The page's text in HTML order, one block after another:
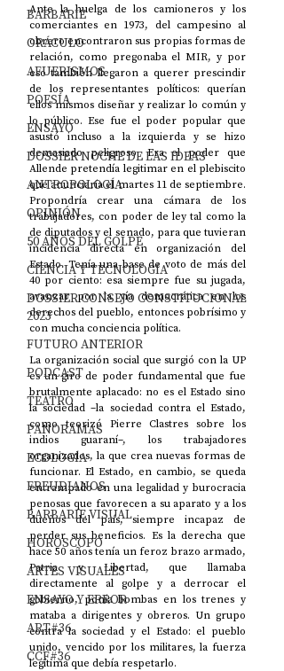
BARBARIE
ORÁCULO
AFUERISMOS
POESÍA
ENSAYO
DOSSIER NOCHE DE LAS IDEAS
ANTROPOLOGÍA
OPINIÓN
50 AÑOS DEL GOLPE
CIENCIA Y TECNOLOGÍA
DOSSIER CONSEJO CONSTITUCIONAL
2023
FUTURO ANTERIOR
PODCAST
TEATRO
PANORAMAS
ECOLOGÍA
FREUDIANOS
BARBARIE VISUAL
HORÓSCOPO
ARTES VISUALES
ENSAYO Y ERROR
ART#36
CCF#36
Ante la huelga de los camioneros y los
comerciantes en 1973, del campesino al
obrero encontraron sus propias formas de
relación, como pregonaba el MIR, y por
eso también llegaron a querer prescindir
de los representantes políticos: querían
ellos mismos diseñar y realizar lo común y
lo público. Ese fue el poder popular que
asustó incluso a la izquierda y se hizo
demasiado peligroso. Era el poder que
Allende pretendía legitimar en el plebiscito
que anunciaría el martes 11 de septiembre.
Propondría crear una cámara de los
trabajadores, con poder de ley tal como la
de diputados y el senado, para que tuvieran
incidencia directa en organización del
Estado. Tenía una base de voto de más del
40 por ciento: esa siempre fue su jugada,
avanzar por la vía democrática en los
derechos del pueblo, entonces pobrísimo y
con mucha conciencia política.
La organización social que surgió con la UP
es un giro de poder fundamental que fue
brutalmente aplacado: no es el Estado sino
la sociedad –la sociedad contra el Estado,
como teorizó Pierre Clastres sobre los
indios guaraní–, los trabajadores
organizados, la que crea nuevas formas de
funcionar. El Estado, en cambio, se queda
entrampado en una legalidad y burocracia
penosas que favorecen a su aparato y a los
dueños del país, siempre incapaz de
perder sus beneficios. Es la derecha que
hace 50 años tenía un feroz brazo armado,
Patria y Libertad, que llamaba
directamente al golpe y a derrocar el
gobierno, ponía bombas en los trenes y
mataba a dirigentes y obreros. Un grupo
contra la sociedad y el Estado: el pueblo
unido, vencido por los militares, la fuerza
legítima que debía respetarlo.